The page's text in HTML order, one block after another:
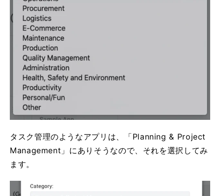
タスク管理のようなアプリは、「Planning & Project
Management」にありそうなので、それを選択してみ
ます。